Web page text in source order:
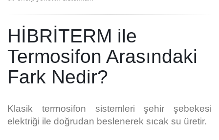
HİBRİTERM ile
Termosifon Arasındaki
Fark Nedir?
Klasik termosifon sistemleri şehir şebekesi
elektriği ile doğrudan beslenerek sıcak su üretir.